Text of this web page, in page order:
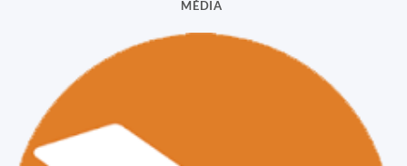
MÉDIA